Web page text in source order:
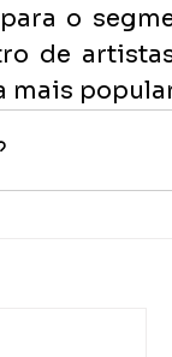
o
de
mais